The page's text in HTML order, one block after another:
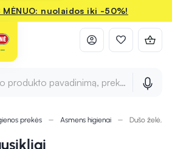
MĖNUO: nuolaidos iki -50%!
produkto pavadinimą, prekės ženklą ir
prekės Asmens higienai Dušo želė,